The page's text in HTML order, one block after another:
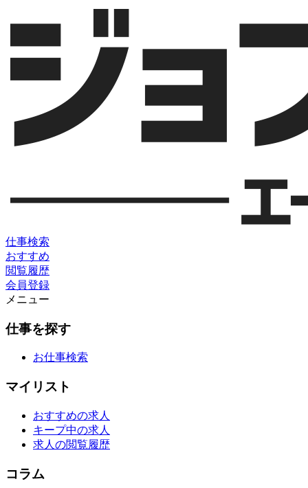
仕事検索
おすすめ
閲覧履歴
会員登録
メニュー
仕事を探す
お仕事検索
マイリスト
おすすめの求人
キープ中の求人
求人の閲覧履歴
コラム